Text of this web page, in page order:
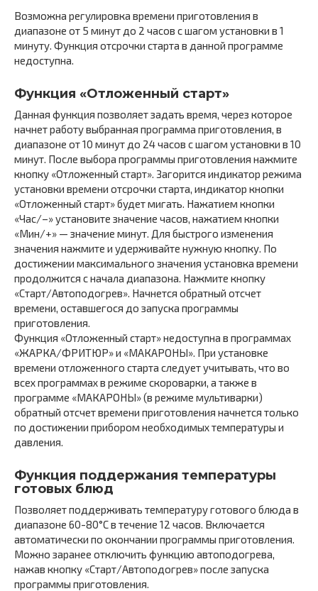
Возможна регулировка времени приготовления в
диапазоне от 5 минут до 2 часов с шагом установки в 1
минуту. Функция отсрочки старта в данной программе
недоступна.
Функция «Отложенный старт»
Данная функция позволяет задать время, через которое
начнет работу выбранная программа приготовления, в
диапазоне от 10 минут до 24 часов с шагом установки в 10
минут. После выбора программы приготовления нажмите
кнопку «Отложенный старт». Загорится индикатор режима
установки времени отсрочки старта, индикатор кнопки
«Отложенный старт» будет мигать. Нажатием кнопки
«Час/–» установите значение часов, нажатием кнопки
«Мин/+» — значение минут. Для быстрого изменения
значения нажмите и удерживайте нужную кнопку. По
достижении максимального значения установка времени
продолжится с начала диапазона. Нажмите кнопку
«Старт/Автоподогрев». Начнется обратный отсчет
времени, оставшегося до запуска программы
приготовления.
Функция «Отложенный старт» недоступна в программах
«ЖАРКА/ФРИТЮР» и «МАКАРОНЫ». При установке
времени отложенного старта следует учитывать, что во
всех программах в режиме скороварки, а также в
программе «МАКАРОНЫ» (в режиме мультиварки)
обратный отсчет времени приготовления начнется только
по достижении прибором необходимых температуры и
давления.
Функция поддержания температуры
готовых блюд
Позволяет поддерживать температуру готового блюда в
диапазоне 60-80°С в течение 12 часов. Включается
автоматически по окончании программы приготовления.
Можно заранее отключить функцию автоподогрева,
нажав кнопку «Старт/Автоподогрев» после запуска
программы приготовления.